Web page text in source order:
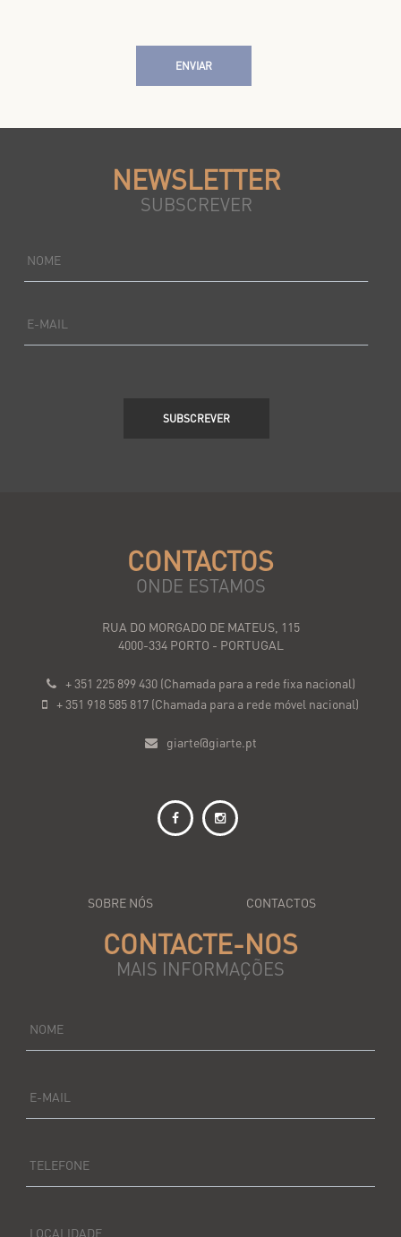
ENVIAR
NEWSLETTER
SUBSCREVER
NOME
E-MAIL
SUBSCREVER
CONTACTOS
ONDE ESTAMOS
RUA DO MORGADO DE MATEUS, 115
4000-334 PORTO - PORTUGAL
+ 351 225 899 430 (Chamada para a rede fixa nacional)
+ 351 918 585 817 (Chamada para a rede móvel nacional)
giarte@giarte.pt
SOBRE NÓS CONTACTOS
CONTACTE-NOS
MAIS INFORMAÇÕES
NOME
E-MAIL
TELEFONE
LOCALIDADE